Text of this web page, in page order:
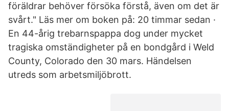
föräldrar behöver försöka förstå, även om det är
svårt." Läs mer om boken på: 20 timmar sedan ·
En 44-årig trebarnspappa dog under mycket
tragiska omständigheter på en bondgård i Weld
County, Colorado den 30 mars. Händelsen
utreds som arbetsmiljöbrott.